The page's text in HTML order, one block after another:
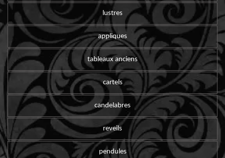
lustres
appliques
tableaux anciens
cartels
candelabres
reveils
pendules